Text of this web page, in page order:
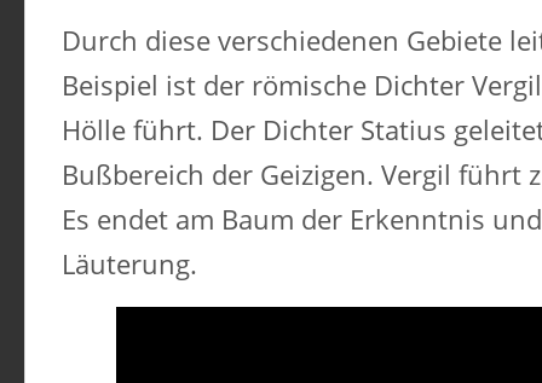
Durch diese verschiedenen Gebiete
Beispiel ist der römische Dichter
Hölle führt. Der Dichter Statius
Bußbereich der Geizigen. Vergil führt
Es endet am Baum der Erkenntnis
Läuterung.